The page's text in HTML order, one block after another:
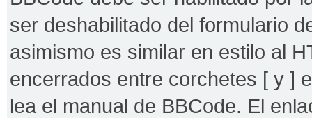
ser deshabilitado del formulario
asimismo es similar en estilo al
encerrados entre corchetes [ y ]
lea el manual de BBCode. El